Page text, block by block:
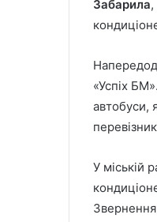
Забарила,
«Успіх
автобуси,
У міській
Звернення